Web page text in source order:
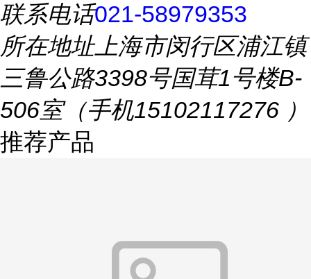
联系电话021-58979353
所在地址上海市闵行区浦江镇
三鲁公路3398号国茸1号楼B-
506室（手机15102117276 ）
推荐产品